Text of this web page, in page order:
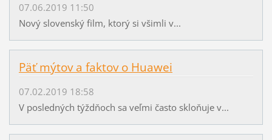
07.06.2019 11:50
Nový slovenský film, ktorý si všimli v...
Päť mýtov a faktov o Huawei
07.02.2019 18:58
V posledných týždňoch sa veľmi často skloňuje v...